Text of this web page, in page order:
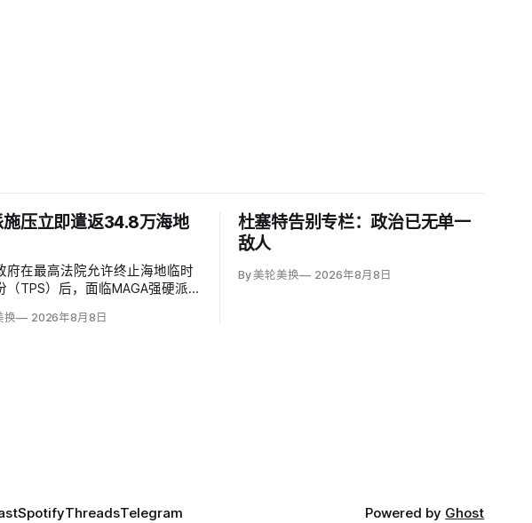
施压立即遣返34.8万海地
府在最高法院允许终止海地临时
（TPS）后，面临MAGA强硬派
土安全部把执法重点放在俄亥俄
换 2026年8月8日
杜塞特告别专栏：政治已无单一
敌人
By 美轮美换 2026年8月8日
SpotifyThreadsTelegram Powered by Ghost